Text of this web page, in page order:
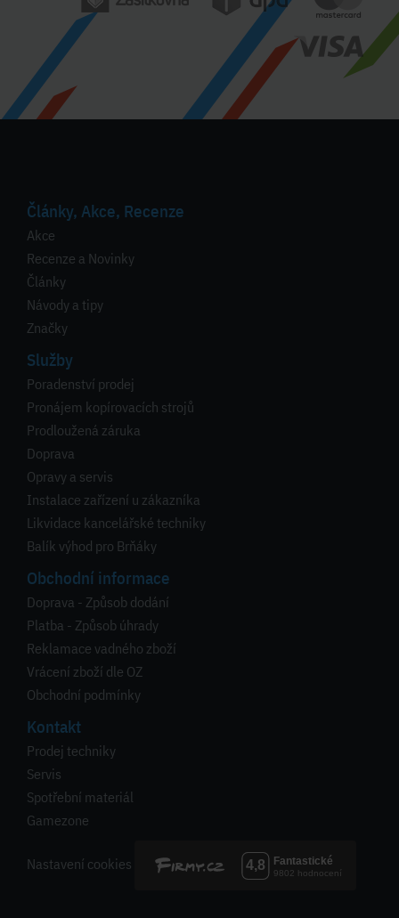
Články, Akce, Recenze
Akce
Recenze a Novinky
Články
Návody a tipy
Značky
Služby
Poradenství prodej
Pronájem kopírovacích strojů
Prodloužená záruka
Doprava
Opravy a servis
Instalace zařízení u zákazníka
Likvidace kancelářské techniky
Balík výhod pro Brňáky
Obchodní informace
Doprava - Způsob dodání
Platba - Způsob úhrady
Reklamace vadného zboží
Vrácení zboží dle OZ
Obchodní podmínky
Kontakt
Prodej techniky
Servis
Spotřební materiál
Gamezone
Nastavení cookies